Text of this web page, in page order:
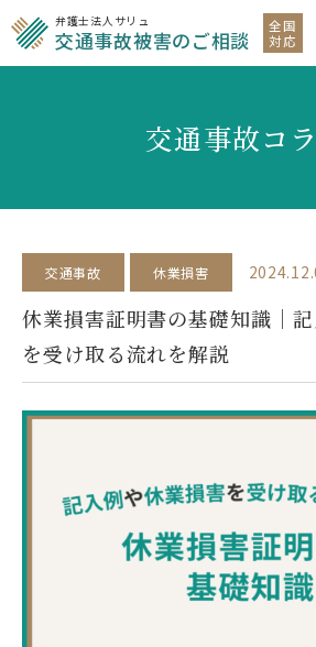
弁護士法人サリュ
交通事故被害のご相談
全国
対応
交通事故コ
交通事故 休業損害
休業損害証明書の基礎知識｜
を受け取る流れを解説